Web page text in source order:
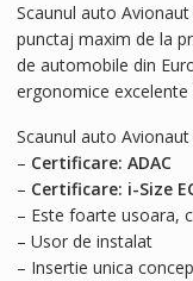
Scaunul auto
punctaj maxim de la
de automobile din
ergonomice
Scaunul auto
– Certificare: ADAC
– Certificare: i-Size
– Este foarte usoara,
– Usor de instalat
– Insertie unica